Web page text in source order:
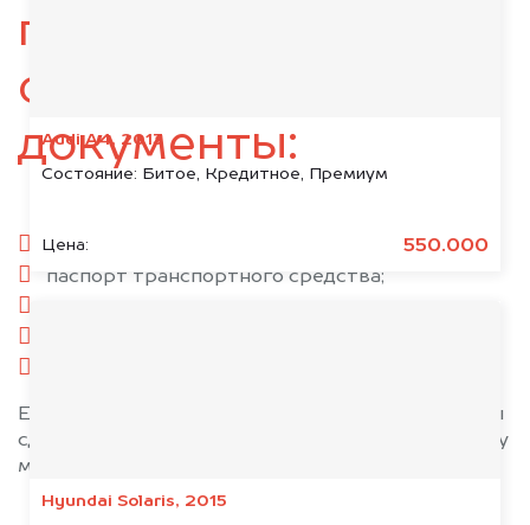
Audi A4, 2013
Состояние: Битое, Кредитное, Премиум
Цена: 550.000
Hyundai Solaris, 2015
подготовьте
следующие
документы:
паспорт гражданина РФ;
паспорт транспортного средства;
Если у вас нет всех документов, то наши юристы
сделают всё возможное, чтобы оформить сделку
максимально быстро!